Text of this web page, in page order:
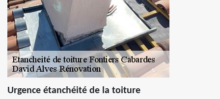
Urgence étanchéité de la toiture